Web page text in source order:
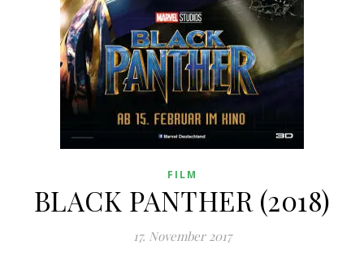
FILM
BLACK PANTHER (2018)
17. November 2017